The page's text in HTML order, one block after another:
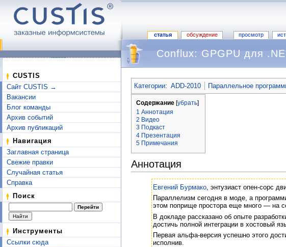
статья обсуждение просмотр
CUSTIS
Сайт CUSTIS →
Вакансии
Блог команды
Архив событий
Архив публикаций
Навигация
Заглавная страница
Свежие правки
Случайная статья
Справка
Поиск
Инструменты
Ссылки сюда
Conflux: GPGPU для
Категории: ADD-2010 Параллельное
Содержание [убрать]
1 Аннотация
2 Видео
3 Подкаст
4 Презентация
5 Примечания
Аннотация
Евгений Бурмако , энтузиаст опен-сорс
Параллелизм сегодня в моде, а
этом поприще простора еще много — на
В докладе рассказано об опыте
достичь полной интеграции в хостовый
Первая альфа-версия успешно этого
исполнив.